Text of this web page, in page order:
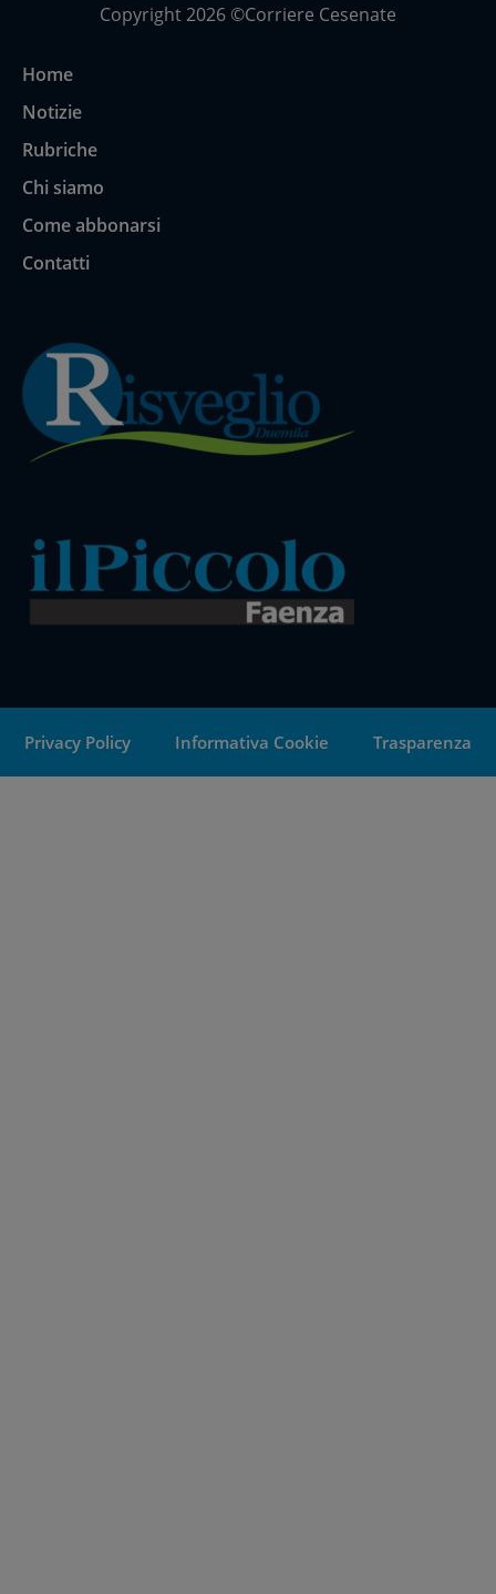
Copyright 2026 ©Corriere Cesenate
Home
Notizie
Rubriche
Chi siamo
Come abbonarsi
Contatti
Privacy Policy Informativa Cookie Trasparenza